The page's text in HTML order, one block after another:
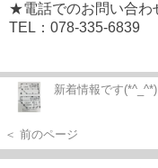
★電話でのお問い合わ
TEL：078-335-6839
新着情報です(*^_^*)
＜ 前のページ